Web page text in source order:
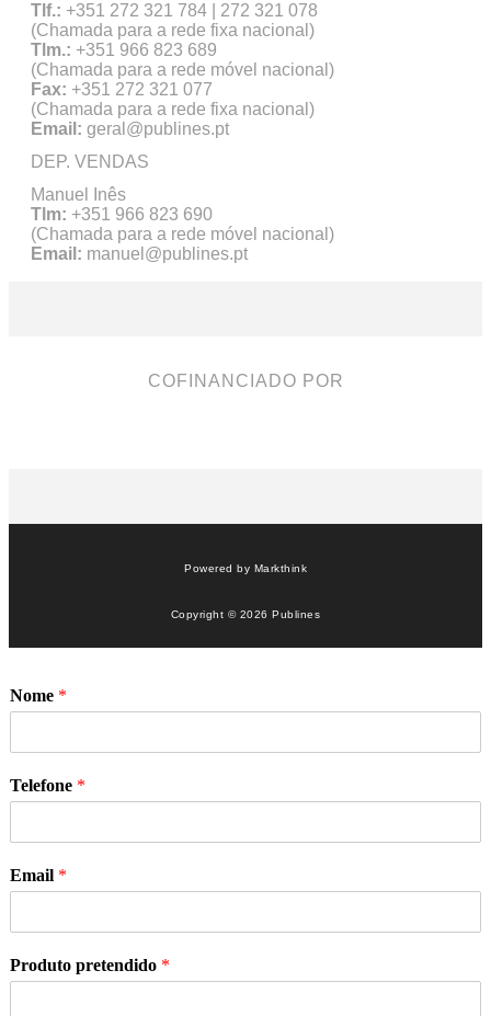
Tlf.: +351 272 321 784 | 272 321 078
(Chamada para a rede fixa nacional)
Tlm.: +351 966 823 689
(Chamada para a rede móvel nacional)
Fax: +351 272 321 077
(Chamada para a rede fixa nacional)
Email: geral@publines.pt
DEP. VENDAS
Manuel Inês
Tlm: +351 966 823 690
(Chamada para a rede móvel nacional)
Email: manuel@publines.pt
COFINANCIADO POR
Powered by Markthink
Copyright © 2026 Publines
Nome *
Telefone *
Email *
Produto pretendido *